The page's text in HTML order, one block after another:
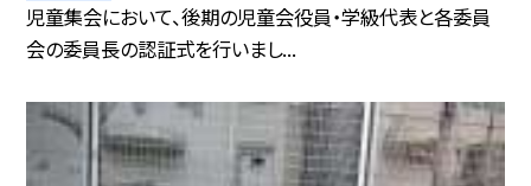
児童集会において、後期の児童会役員・学級代表と各委員
会の委員長の認証式を行いまし...